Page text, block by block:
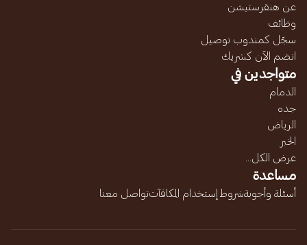
عن هنقرستيشن
وظائف
سجّل كمندوب توصيل
انضم الآن كشريك
متواجدين في
الدمام
جده
الرياض
الخبر
عرض الكل...
مساعدة
أسئلة وأجوبةشروط إستخدام المكافآتتواصل معنا